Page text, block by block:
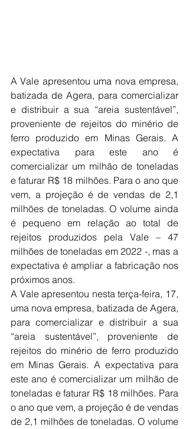
A Vale apresentou uma nova empresa,
batizada de Agera, para comercializar
e distribuir a sua “areia sustentável”,
proveniente de rejeitos do minério de
ferro produzido em Minas Gerais. A
expectativa para este ano é
comercializar um milhão de toneladas
e faturar R$ 18 milhões. Para o ano que
vem, a projeção é de vendas de 2,1
milhões de toneladas. O volume ainda
é pequeno em relação ao total de
rejeitos produzidos pela Vale – 47
milhões de toneladas em 2022 -, mas a
expectativa é ampliar a fabricação nos
próximos anos.
A Vale apresentou nesta terça-feira, 17,
uma nova empresa, batizada de Agera,
para comercializar e distribuir a sua
“areia sustentável”, proveniente de
rejeitos do minério de ferro produzido
em Minas Gerais. A expectativa para
este ano é comercializar um milhão de
toneladas e faturar R$ 18 milhões. Para
o ano que vem, a projeção é de vendas
de 2,1 milhões de toneladas. O volume